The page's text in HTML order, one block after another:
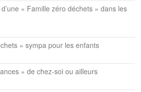
« Famille zéro déchets » dans les
» sympa pour les enfants
» de chez-soi ou ailleurs